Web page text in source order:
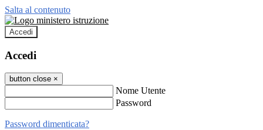
Salta al contenuto
Accedi
Accedi
button close ×
Nome Utente
Password
Password dimenticata?